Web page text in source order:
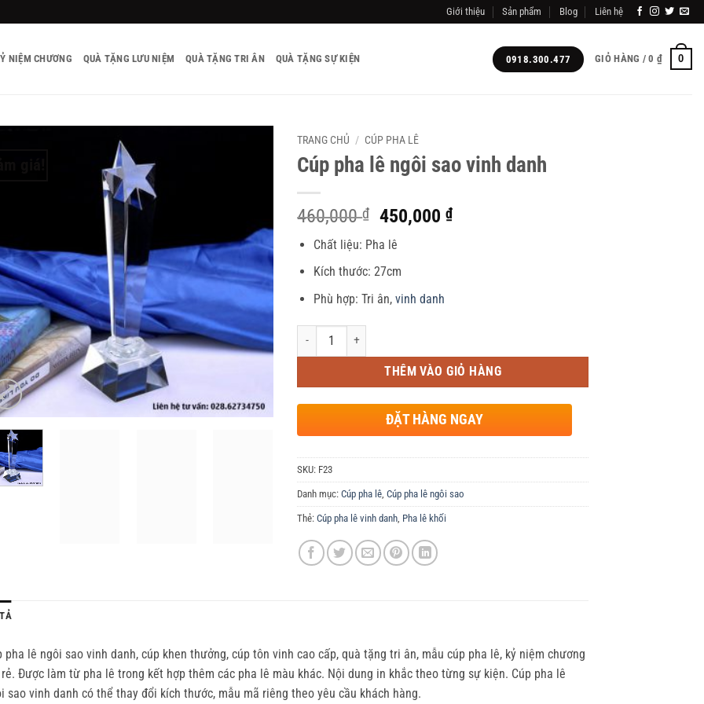
Giới thiệu Sản phẩm Blog Liên hệ
NIỆM CHƯƠNG QUÀ TẶNG LƯU NIỆM QUÀ TẶNG TRI ÂN QUÀ TẶNG SỰ KIỆN 0918.300.477 GIỎ HÀNG /0 ₫ 0
TRANG CHỦ / CÚP PHA LÊ
Cúp pha lê ngôi sao vinh danh
460,000₫
Giá
gốc
là:
460,000 ₫.
450,000₫Giá
Chất liệu: Pha lê
Kích thước: 27cm
Phù hợp: Tri ân,vinh danh
Số lượng
THÊM VÀO GIỎ HÀNG
ĐẶT HÀNG NGAY
SKU: F23
Danh mục:Cúp pha lê ,Cúp pha lê ngôi sao
Thẻ:Cúp pha lê vinh danh Pha lê khối
pha lê ngôi sao vinh danh, cúp khen thưởng, cúp tôn vinh cao cấp, quà tặng tri ân, mẫu cúp pha lê, kỷ niệm chương
Được làm từ pha lê trong kết hợp thêm các pha lê màu khác. Nội dung in khắc theo từng sự kiện. Cúp pha lê
sao vinh danh có thể thay đổi kích thước, mẫu mã riêng theo yêu cầu khách hàng.